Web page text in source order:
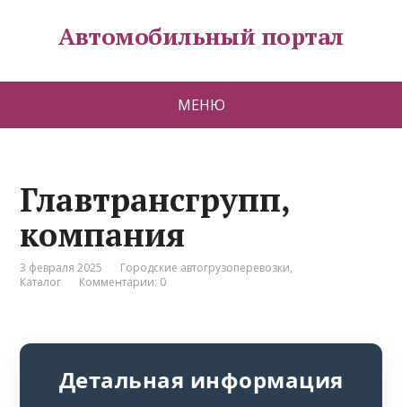
Автомобильный портал
МЕНЮ
Главтрансгрупп,
компания
3 февраля 2025 Городские автогрузоперевозки,
Каталог
Комментарии: 0
Детальная информация